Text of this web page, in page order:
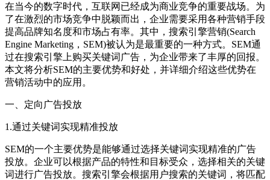
在当今的数字时代，互联网已经成为商业竞争的重要战场。为
了在激烈的市场竞争中脱颖而出，企业需要采用各种营销手段
提高品牌知名度和市场占有率。其中，搜索引擎营销(Search
Engine Marketing，SEM)被认为是最重要的一种方式。SEM通
过在搜索引擎上购买关键词广告，为企业带来了丰厚的回报。
本文将分析SEM的主要优势和好处，并详细介绍这些优势在
营销活动中的应用。
一、定向广告投放
1.通过关键词实现精准投放
SEM的一个主要优势是能够通过选择关键词实现精准的广告
投放。企业可以根据产品的特性和目标受众，选择相关的关键
词进行广告投放。搜索引擎会根据用户搜索的关键词，将匹配